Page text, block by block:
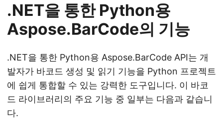
.NET을 통한 Python용
Aspose.BarCode의 기능
.NET을 통한 Python용 Aspose.BarCode API는 개
발자가 바코드 생성 및 읽기 기능을 Python 프로젝트
에 쉽게 통합할 수 있는 강력한 도구입니다. 이 바코
드 라이브러리의 주요 기능 중 일부는 다음과 같습니
다.